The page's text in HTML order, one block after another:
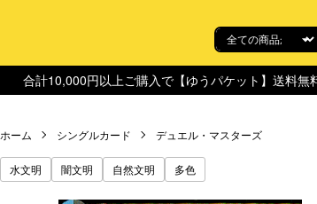
合計10,000円以上ご購入で【ゆうパケット】送料無
ホーム シングルカード デュエル・マスターズ
水文明 闇文明 自然文明 多色